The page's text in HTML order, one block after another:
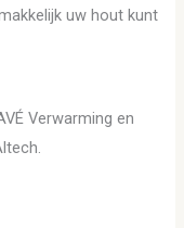
uw hout kunt
Verwarming en